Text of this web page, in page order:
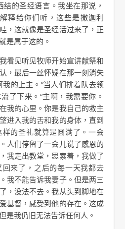
的圣经语言。我坐在那说，
释给你们听，这些是撒迦利
，这就像是圣经活过来了，正
是属于这的。
看见听见牧师开始宣讲献祭和
，最后一丝怀疑在那一刻消失
我的上主。”当人们排着队去领
了下来。“主啊，我需要你。
我的心里。你是我自己的救主
进入我的舌和我的身体，直到
的圣礼就算是圆满了。一会
人们停留了一会儿说了感恩的
我走出教堂，思索着，我做了
来了，之后的每一天我都去
我不能告诉我妻子。但是两三
，没法不去。我从头到脚地在
基督，感受到他的存在。这成
是我仍旧无法告诉任何人。